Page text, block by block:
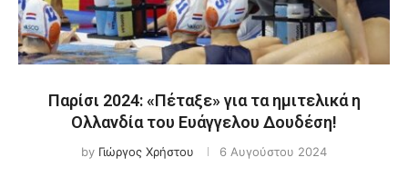
Παρίσι 2024: «Πέταξε» για τα ημιτελικά η
Ολλανδία του Ευάγγελου Δουδέση!
by Γιώργος Χρήστου 6 Αυγούστου 2024